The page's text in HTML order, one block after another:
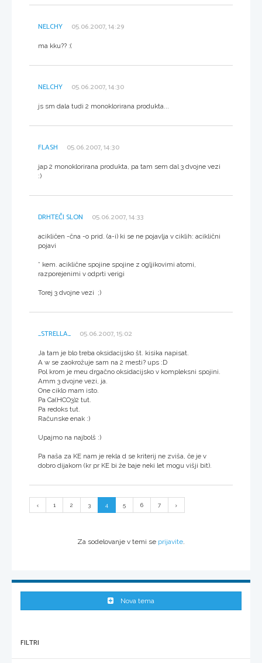
NELCHY 05.06.2007, 14:29
ma kku?? :(
NELCHY 05.06.2007, 14:30
js sm dala tudi 2 monoklorirana produkta...
FLASH 05.06.2007, 14:30
jap 2 monoklorirana produkta, pa tam sem dal 3 dvojne vezi
:)
DRHTEČI SLON 05.06.2007, 14:33
acikličen -čna -o prid. (a-i) ki se ne pojavlja v ciklih: aciklični
pojavi
* kem. aciklične spojine spojine z ogljikovimi atomi,
razporejenimi v odprti verigi
Torej 3 dvojne vezi ;)
_STRELLA_ 05.06.2007, 15:02
Ja tam je blo treba oksidacijsko št. kisika napisat.
A w se zaokrožuje sam na 2 mesti? ups :D
Pol krom je meu drgačno oksidacijsko v kompleksni spojini.
Amm 3 dvojne vezi, ja.
One ciklo mam isto.
Pa Ca(HCO3)2 tut.
Pa redoks tut.
Računske enak :)
Upajmo na najbolš :)
Pa naša za KE nam je rekla d se kriterij ne zviša, če je v
dobro dijakom (kr pr KE bi že baje neki let mogu višji bit).
1 2 3 4 5 6 7
Za sodelovanje v temi se prijavite
Nova tema
FILTRI